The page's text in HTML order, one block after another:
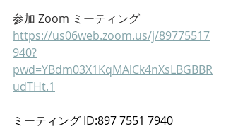
参加 Zoom ミーティング
https://us06web.zoom.us/j/89775517
940?
pwd=YBdm03X1KqMAlCk4nXsLBGBBR
udTHt.1
ミーティング ID:897 7551 7940